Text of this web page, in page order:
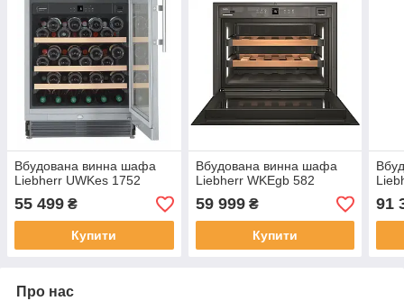
Вбудована винна шафа
Liebherr UWKes 1752
55 499 ₴
Купити
Вбудована винна шафа
Liebherr WKEgb 582
59 999₴
Купити
91
Про нас